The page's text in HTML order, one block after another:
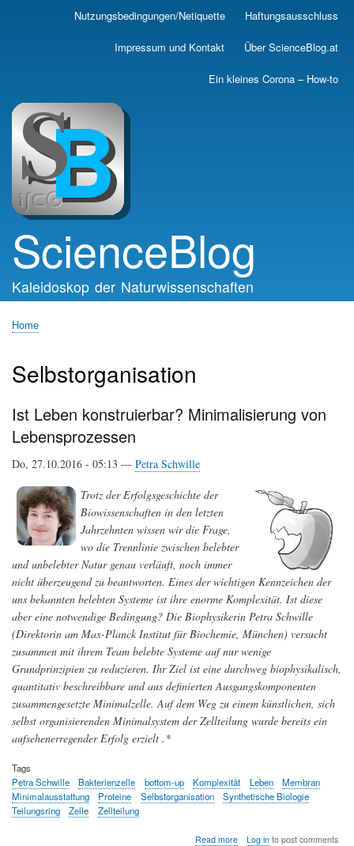
Skip
main
Nutzungsbedingungen/Netiquette Haftungsausschluss
Impressum und Kontakt Über ScienceBlog.at
Ein kleines Corona – How-to
ScienceBlog
Kaleidoskop der Naturwissenschaften
Home
Selbstorganisation
Ist Leben konstruierbar? Minimalisierung von
Lebensprozessen
Do, 27.10.2016 - 05:13 — Petra Schwille
Trotz der Erfolgsgeschichte der
Biowissenschaften in den letzten
Jahrzehnten wissen wir die Frage,
wo die Trennlinie zwischen belebter
und unbelebter Natur genau verläuft, noch immer
nicht überzeugend zu beantworten. Eines der wichtigen Kennzeichen der
uns bekannten belebten Systeme ist ihre enorme Komplexität. Ist diese
aber eine notwendige Bedingung? Die Biophysikerin Petra Schwille
(Direktorin am Max-Planck Institut für Biochemie, München) versucht
zusammen mit ihrem Team belebte Systeme auf nur wenige
Grundprinzipien zu reduzieren. Ihr Ziel ist eine durchweg biophysikalisch,
quantitativ beschreibbare und aus definierten Ausgangskomponenten
zusammengesetzte Minimalzelle. Auf dem Weg zu einem künstlichen, sich
selbst organisierenden Minimalsystem der Zellteilung wurde bereits ein
aufsehenerregender Erfolg erzielt .*
Tags
Petra Schwille
Bakterienzelle bottom-up Komplexität Leben
Membran
Minimalausstattung
Proteine Selbstorganisation
Synthetische Biologie
Teilungsring
Zelle Zellteilung
Read moreabout
Log into post comments